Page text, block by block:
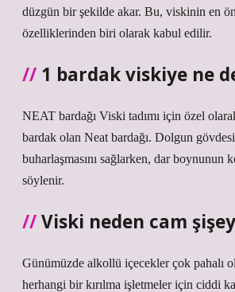
düzgün bir şekilde akar. Bu, viskinin en
özelliklerinden biri olarak kabul edilir.
1 bardak viskiye ne
NEAT bardağı Viski tadımı için özel
bardak olan Neat bardağı. Dolgun
buharlaşmasını sağlarken, dar boynunun
söylenir.
Viski neden cam
Günümüzde alkollü içecekler çok pahalı
herhangi bir kırılma işletmeler için ciddi